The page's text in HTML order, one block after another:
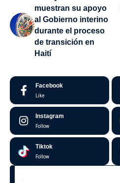
muestran su apoyo
al Gobierno interino
durante el proceso
de transición en
Haití
Facebook
Like
Instagram
Follow
Tiktok
Follow